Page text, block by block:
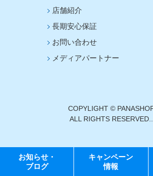
お知らせ・
ブログ
キャンペーン
情報
店舗紹介
長期安心保証
お問い合わせ
メディアパートナー
COPYLIGHT ©
ALL RIGHTS RESERVED..